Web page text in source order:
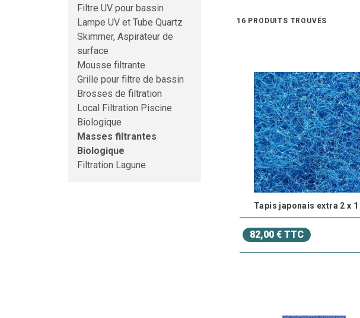
Filtre UV pour bassin
Lampe UV et Tube Quartz
Skimmer, Aspirateur de
surface
Mousse filtrante
Grille pour filtre de bassin
Brosses de filtration
Local Filtration Piscine
Biologique
Masses filtrantes
Biologique
Filtration Lagune
Elles favorisent le
réduisant ainsi les
Ces masses filtrantes
naturelle etécologique
Facilité
Lesmasses filtrantes
filtrationpour bassin ou
Elles se présentent
filtres.
Installation simple,
16 PRODUITS TROUVÉS
Tapis japonais extra 2 x 1
82,00 € TTC